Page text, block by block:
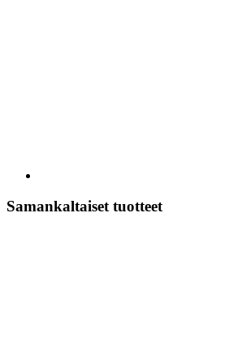
Samankaltaiset tuotteet